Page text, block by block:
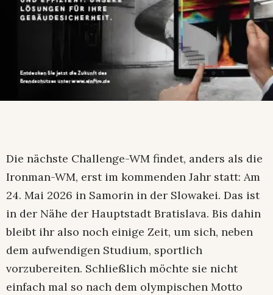
Die nächste Challenge-WM findet, anders als die
Ironman-WM, erst im kommenden Jahr statt: Am
24. Mai 2026 in Samorin in der Slowakei. Das ist
in der Nähe der Hauptstadt Bratislava. Bis dahin
bleibt ihr also noch einige Zeit, um sich, neben
dem aufwendigen Studium, sportlich
vorzubereiten. Schließlich möchte sie nicht
einfach mal so nach dem olympischen Motto